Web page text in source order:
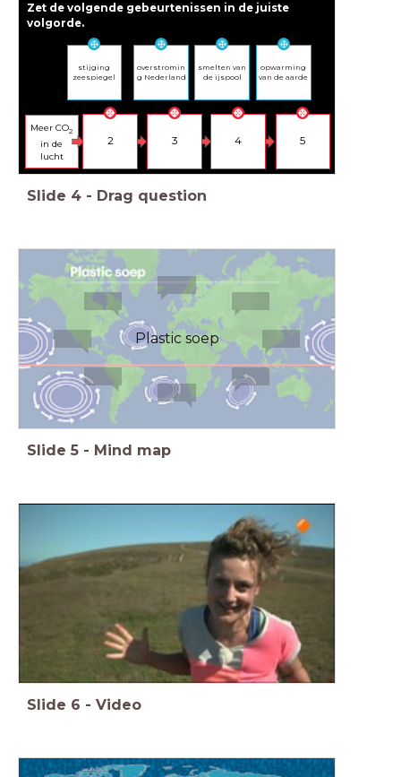
Meer CO2
in de
lucht
Zet de volgende gebeurtenissen in de juiste
volgorde.
2 3 4 5
stijging
zeespiegel
overstromin
g Nederland
smelten van
de ijspool
opwarming
van de aarde
Slide 4 - Drag question
Plastic soep
Slide 5 - Mind map
Slide 6 - Video